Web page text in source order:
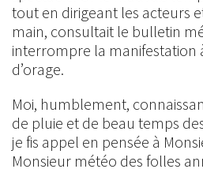
tout en dirigeant les acteurs
main, consultait le bulletin
interrompre la manifestation
d’orage.
Moi, humblement,
de pluie et de beau temps
je fis appel en pensée à
Monsieur météo des folles